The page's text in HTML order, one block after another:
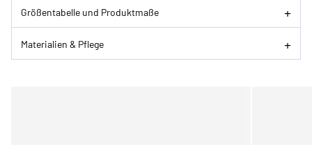
Größentabelle und Produktmaße
Materialien & Pflege